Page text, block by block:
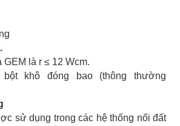
là r ≤ 12 Wcm.
khô đóng bao (thông thường
sử dụng trong các hệ thống nối đất